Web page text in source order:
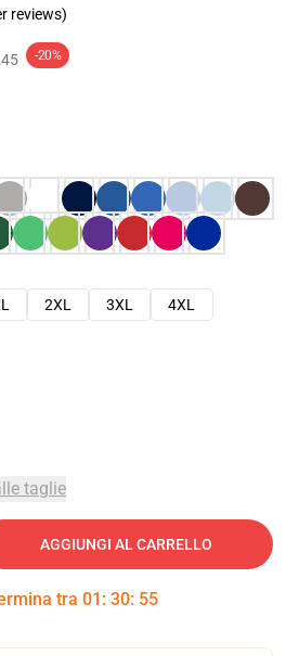
reviews)
-20%
2XL 3XL
4XL
taglie
AGGIUNGI AL CARRELLO
tra 01 : 30: 54